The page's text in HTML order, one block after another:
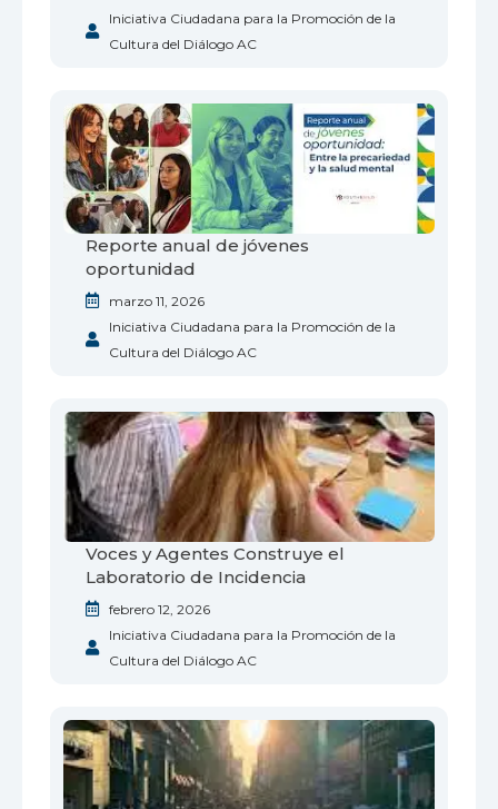
Iniciativa Ciudadana para la Promoción de la
Cultura del Diálogo AC
Reporte anual de jóvenes
oportunidad
marzo 11, 2026
Iniciativa Ciudadana para la Promoción de la
Cultura del Diálogo AC
Voces y Agentes Construye el
Laboratorio de Incidencia
febrero 12, 2026
Iniciativa Ciudadana para la Promoción de la
Cultura del Diálogo AC